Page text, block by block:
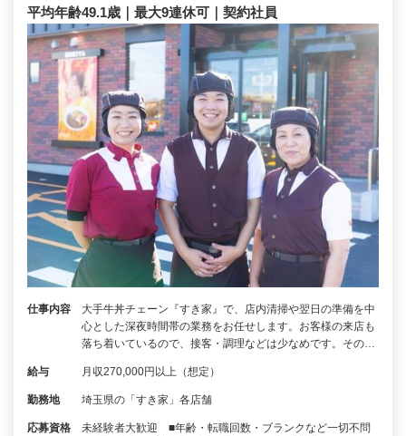
平均年齢49.1歳｜最大9連休可｜契約社員
仕事内容
大手牛丼チェーン『すき家』で、店内清掃や翌日の準備を中
心とした深夜時間帯の業務をお任せします。お客様の来店も
落ち着いているので、接客・調理などは少なめです。その…
給与 月収270,000円以上（想定）
勤務地 埼玉県の「すき家」各店舗
応募資格
未経験者大歓迎 ■年齢・転職回数・ブランクなど一切不問